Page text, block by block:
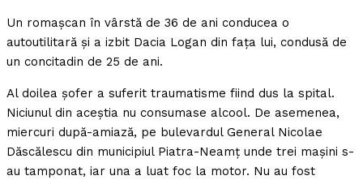
Un romaşcan în vârstă de 36 de ani conducea o
autoutilitară şi a izbit Dacia Logan din faţa lui, condusă de
un concitadin de 25 de ani.
Al doilea şofer a suferit traumatisme fiind dus la spital.
Niciunul din aceştia nu consumase alcool. De asemenea,
miercuri după-amiază, pe bulevardul General Nicolae
Dăscălescu din municipiul Piatra-Neamţ unde trei maşini s-
au tamponat, iar una a luat foc la motor. Nu au fost